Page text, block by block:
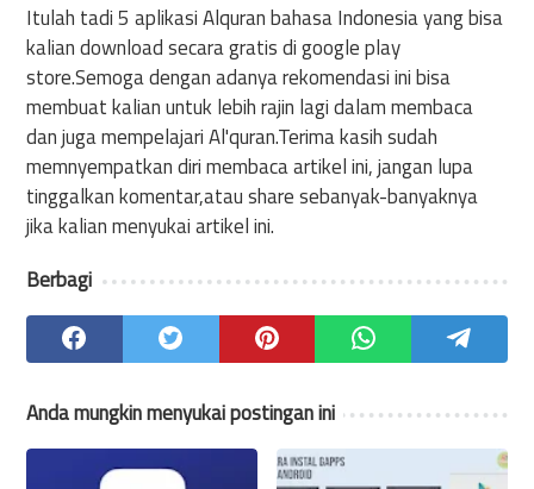
Itulah tadi 5 aplikasi Alquran bahasa Indonesia yang bisa
kalian download secara gratis di google play
store.Semoga dengan adanya rekomendasi ini bisa
membuat kalian untuk lebih rajin lagi dalam membaca
dan juga mempelajari Al'quran.Terima kasih sudah
memnyempatkan diri membaca artikel ini, jangan lupa
tinggalkan komentar,atau share sebanyak-banyaknya
jika kalian menyukai artikel ini.
Berbagi
Anda mungkin menyukai postingan ini